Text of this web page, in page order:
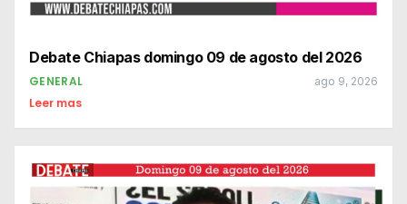
Debate Chiapas domingo 09 de agosto del 2026
GENERAL ago 9, 2026
Leer mas